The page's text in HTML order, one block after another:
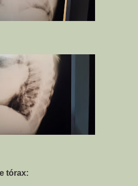
tórax: